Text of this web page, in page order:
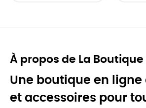
À propos de La Boutique
Une boutique en ligne
et accessoires pour